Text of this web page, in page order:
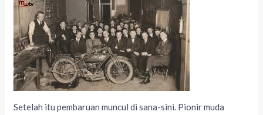
Setelah itu pembaruan muncul di sana-sini. Pionir muda